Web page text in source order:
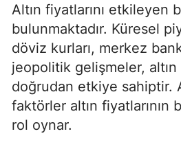
Altın fiyatlarını etkileyen
bulunmaktadır. Küresel
döviz kurları, merkez
jeopolitik gelişmeler,
doğrudan etkiye sahiptir.
faktörler altın fiyatlarının
rol oynar.